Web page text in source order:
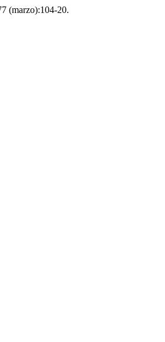
(marzo):104-20.